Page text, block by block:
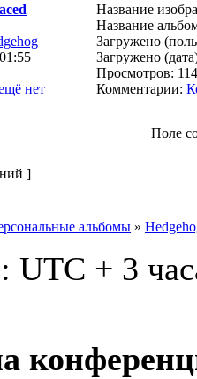
нет
Название
Название
Загружено
Загружено
Просмотров:
Комментарии:
Поле
]
альбомы »
UTC + 3